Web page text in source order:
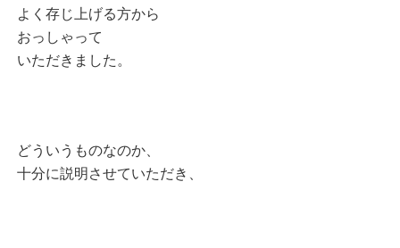
よく存じ上げる方から
おっしゃって
いただきました。
どういうものなのか、
十分に説明させていただき、